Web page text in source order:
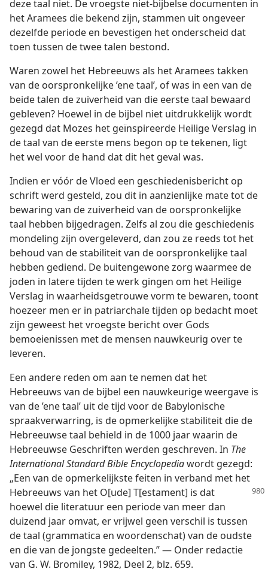
deze taal niet. De vroegste niet-bijbelse documenten in
het Aramees die bekend zijn, stammen uit ongeveer
dezelfde periode en bevestigen het onderscheid dat
toen tussen de twee talen bestond.
Waren zowel het Hebreeuws als het Aramees takken
van de oorspronkelijke ’ene taal’, of was in een van de
beide talen de zuiverheid van die eerste taal bewaard
gebleven? Hoewel in de bijbel niet uitdrukkelijk wordt
gezegd dat Mozes het geïnspireerde Heilige Verslag in
de taal van de eerste mens begon op te tekenen, ligt
het wel voor de hand dat dit het geval was.
Indien er vóór de Vloed een geschiedenisbericht op
schrift werd gesteld, zou dit in aanzienlijke mate tot de
bewaring van de zuiverheid van de oorspronkelijke
taal hebben bijgedragen. Zelfs al zou die geschiedenis
mondeling zijn overgeleverd, dan zou ze reeds tot het
behoud van de stabiliteit van de oorspronkelijke taal
hebben gediend. De buitengewone zorg waarmee de
joden in latere tijden te werk gingen om het Heilige
Verslag in waarheidsgetrouwe vorm te bewaren, toont
hoezeer men er in patriarchale tijden op bedacht moet
zijn geweest het vroegste bericht over Gods
bemoeienissen met de mensen nauwkeurig over te
leveren.
Een andere reden om aan te nemen dat het
Hebreeuws van de bijbel een nauwkeurige weergave is
van de ’ene taal’ uit de tijd voor de Babylonische
spraakverwarring, is de opmerkelijke stabiliteit die de
Hebreeuwse taal behield in de 1000 jaar waarin de
Hebreeuwse Geschriften werden geschreven. In The
International Standard Bible Encyclopediawordt gezegd:
„Een van de opmerkelijkste feiten in verband met het
Hebreeuws van het O[ude] T[estament] is dat
hoewel die literatuur een periode van meer dan
duizend jaar omvat, er vrijwel geen verschil is tussen
de taal (grammatica en woordenschat) van de oudste
en die van de jongste gedeelten.” — Onder redactie
van G. W. Bromiley, 1982, Deel 2, blz. 659.